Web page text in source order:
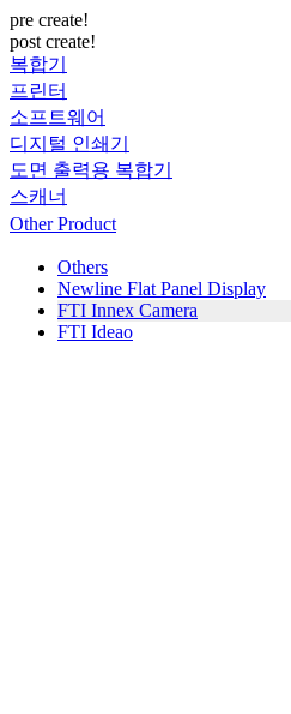
pre create!
post create!
복합기
프린터
소프트웨어
디지털 인쇄기
도면 출력용 복합기
스캐너
Other Product
Others
Newline Flat Panel Display
FTI Innex Camera
FTI Ideao